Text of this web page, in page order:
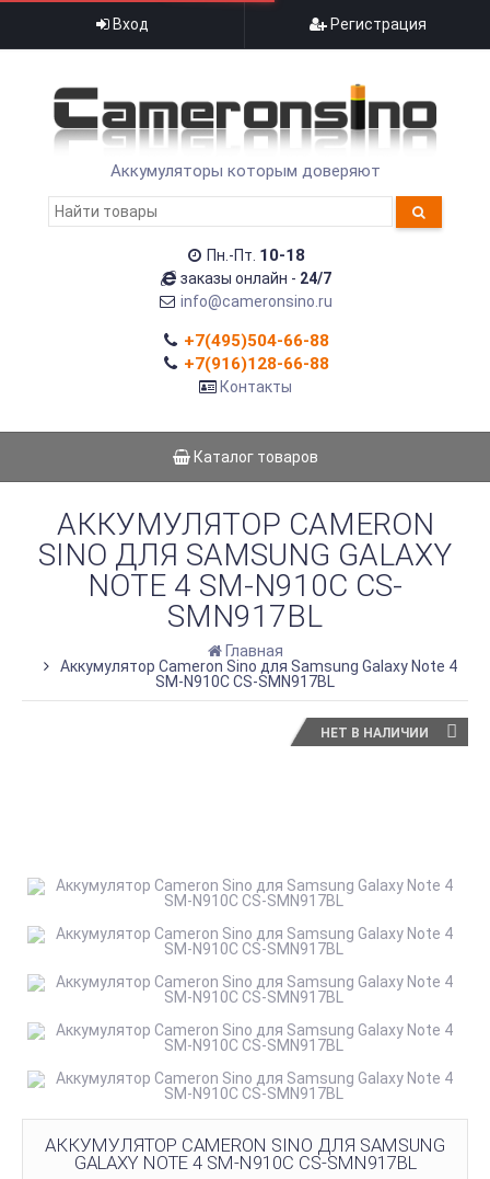
Вход Регистрация
Аккумуляторы которым доверяют
Пн.-Пт. 10-18
заказы онлайн - 24/7
info@cameronsino.ru
+7(495)504-66-88
+7(916)128-66-88
Контакты
Каталог товаров
АККУМУЛЯТОР CAMERON
SINO ДЛЯ SAMSUNG GALAXY
NOTE 4 SM-N910C CS-
SMN917BL
Главная
Аккумулятор Cameron Sino для Samsung Galaxy Note 4
SM-N910C CS-SMN917BL
НЕТ В НАЛИЧИИ
АККУМУЛЯТОР CAMERON SINO ДЛЯ SAMSUNG
GALAXY NOTE 4 SM-N910C CS-SMN917BL